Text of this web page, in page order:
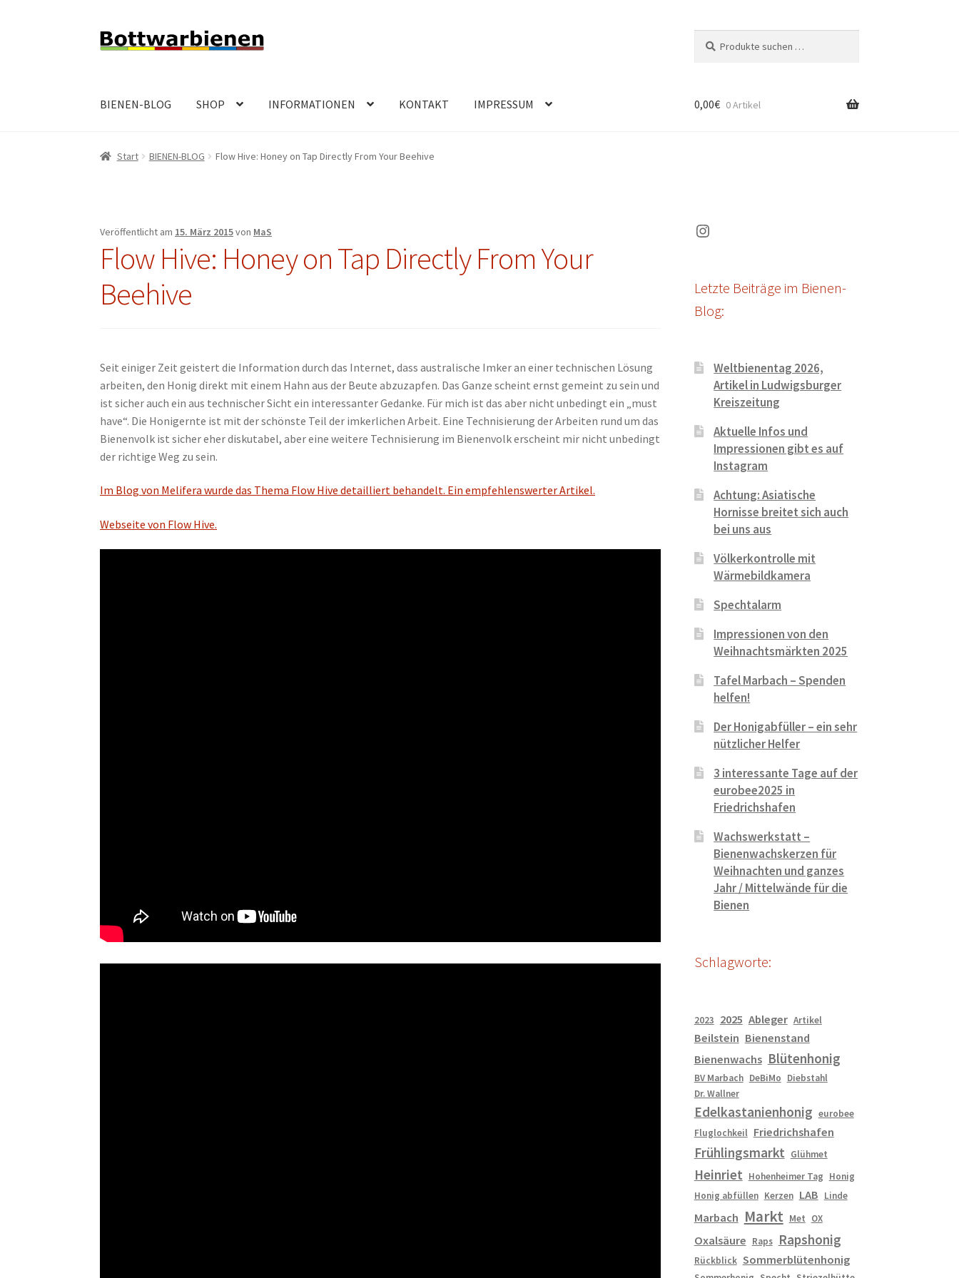
Zur
Navigation
Zum
Inhalt
nach:
BIENEN-BLOG SHOP INFORMATIONEN KONTAKT IMPRESSUM 0,00€ 0 Artikel
Start BIENEN-BLOG Flow Hive: Honey on Tap Directly From Your Beehive
Veröffentlicht am 15. März 2015von MaS
Flow Hive: Honey on Tap Directly From Your
Beehive
Seit einiger Zeit geistert die Information durch das Internet, dass australische Imker an einer technischen Lösung
arbeiten, den Honig direkt mit einem Hahn aus der Beute abzuzapfen. Das Ganze scheint ernst gemeint zu sein und
ist sicher auch ein aus technischer Sicht ein interessanter Gedanke. Für mich ist das aber nicht unbedingt ein „must
have“. Die Honigernte ist mit der schönste Teil der imkerlichen Arbeit. Eine Technisierung der Arbeiten rund um das
Bienenvolk ist sicher eher diskutabel, aber eine weitere Technisierung im Bienenvolk erscheint mir nicht unbedingt
der richtige Weg zu sein.
Im Blog von Melifera wurde das Thema Flow Hive detailliert behandelt. Ein empfehlenswerter Artikel.
Webseite von Flow Hive.
Instagram
Letzte Beiträge im Bienen-
Blog:
Weltbienentag 2026,
Artikel in Ludwigsburger
Kreiszeitung
Aktuelle Infos und
Impressionen gibt es auf
Instagram
Achtung: Asiatische
Hornisse breitet sich auch
bei uns aus
Völkerkontrolle mit
Wärmebildkamera
Spechtalarm
Impressionen von den
Weihnachtsmärkten 2025
Tafel Marbach – Spenden
helfen!
Der Honigabfüller – ein sehr
nützlicher Helfer
3 interessante Tage auf der
eurobee2025 in
Friedrichshafen
Wachswerkstatt –
Bienenwachskerzen für
Weihnachten und ganzes
Jahr / Mittelwände für die
Bienen
Schlagworte:
2023 2025 Ableger Artikel
Beilstein Bienenstand
Bienenwachs Blütenhonig
BV Marbach DeBiMo Diebstahl
Dr. Wallner
Edelkastanienhonig eurobee
Fluglochkeil Friedrichshafen
Frühlingsmarkt Glühmet
Heinriet Hohenheimer Tag Honig
Honig abfüllen Kerzen LAB Linde
Marbach Markt Met OX
Oxalsäure Raps Rapshonig
Rückblick Sommerblütenhonig